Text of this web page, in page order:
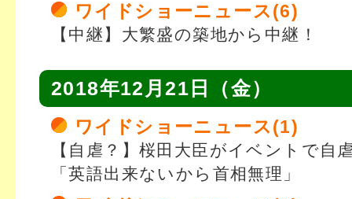
ワイドショーニュース(6)
【中継】大繁盛の築地から中継！
2018年12月21日（金）
ワイドショーニュース(1)
【自虐？】桜田大臣がイベントで自
「英語出来ないから首相無理」